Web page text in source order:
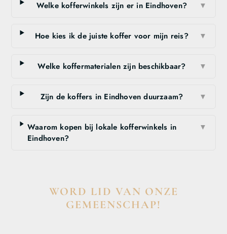
Welke kofferwinkels zijn er in Eindhoven? ▼
Hoe kies ik de juiste koffer voor mijn reis? ▼
Welke koffermaterialen zijn beschikbaar? ▼
Zijn de koffers in Eindhoven duurzaam? ▼
Waarom kopen bij lokale kofferwinkels in
Eindhoven?
▼
WORD LID VAN ONZE
GEMEENSCHAP!